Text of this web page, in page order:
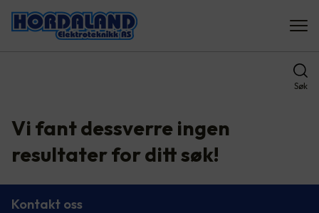
Søk
Vi fant dessverre ingen
resultater for ditt søk!
Kontakt oss